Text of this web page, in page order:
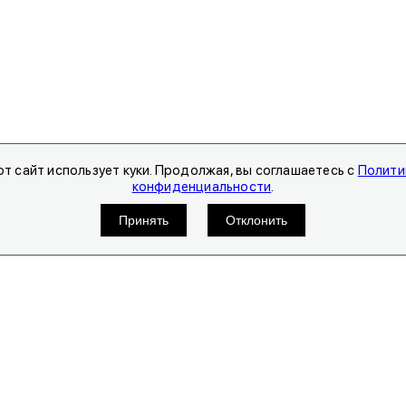
сайт использует куки. Продолжая, вы соглашаетесь с
конфиденциальности.
Принять Отклонить